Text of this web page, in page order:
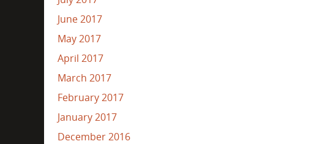
June 2017
May 2017
April 2017
March 2017
February 2017
January 2017
December 2016